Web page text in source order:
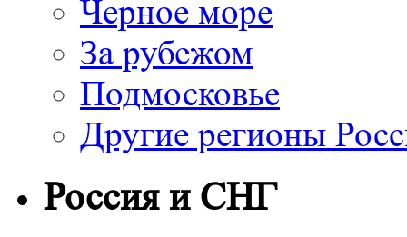
Черное море
За рубежом
Подмосковье
Другие регионы
Россия и СНГ